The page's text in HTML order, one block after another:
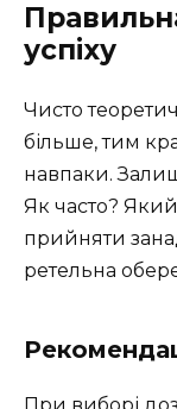
успіху
Чисто
більше, тим
навпаки.
Як часто?
прийняти
ретельна